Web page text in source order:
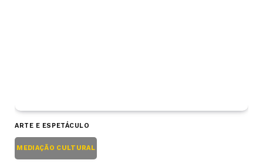
ARTE E ESPETÁCULO
MEDIAÇÃO CULTURAL